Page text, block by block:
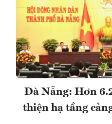
Đà Nẵng: Hơn
thiện hạ tầng